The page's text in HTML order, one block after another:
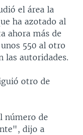
el área la
ha azotado al
ahora más de
550 al otro
las autoridades.
otro de
número de
dijo a